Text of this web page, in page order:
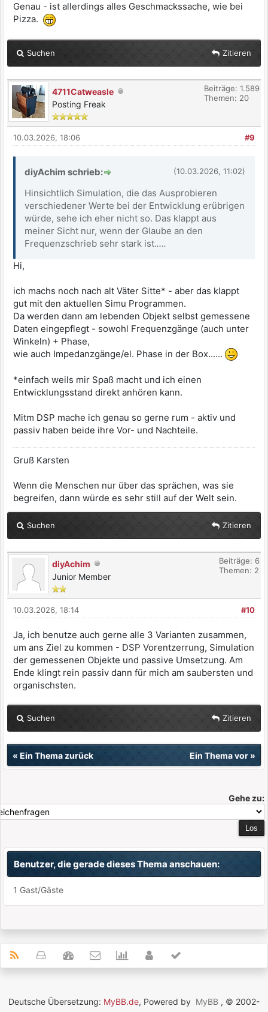
Genau - ist allerdings alles Geschmackssache, wie bei
Pizza.
Suchen Zitieren
4711Catweasle
Posting Freak
Beiträge: 1.589
Themen: 20
#9
10.03.2026, 18:06
(10.03.2026, 11:02)
diyAchim schrieb:
Hinsichtlich Simulation, die das Ausprobieren
verschiedener Werte bei der Entwicklung erübrigen
würde, sehe ich eher nicht so. Das klappt aus
meiner Sicht nur, wenn der Glaube an den
Frequenzschrieb sehr stark ist.....
Hi,
ich machs noch nach alt Väter Sitte* - aber das klappt
gut mit den aktuellen Simu Programmen.
Da werden dann am lebenden Objekt selbst gemessene
Daten eingepflegt - sowohl Frequenzgänge (auch unter
Winkeln) + Phase,
wie auch Impedanzgänge/el. Phase in der Box......
*einfach weils mir Spaß macht und ich einen
Entwicklungsstand direkt anhören kann.
Mitm DSP mache ich genau so gerne rum - aktiv und
passiv haben beide ihre Vor- und Nachteile.
Gruß Karsten
Wenn die Menschen nur über das sprächen, was sie
begreifen, dann würde es sehr still auf der Welt sein.
Suchen Zitieren
diyAchim
Junior Member
Beiträge: 6
Themen: 2
#10
10.03.2026, 18:14
Ja, ich benutze auch gerne alle 3 Varianten zusammen,
um ans Ziel zu kommen - DSP Vorentzerrung, Simulation
der gemessenen Objekte und passive Umsetzung. Am
Ende klingt rein passiv dann für mich am saubersten und
organischsten.
Suchen Zitieren
« Ein Thema zurück Ein Thema vor»
Gehe zu:
Benutzer, die gerade dieses Thema anschauen:
1 Gast/Gäste
Deutsche Übersetzung: MyBB.de, Powered by MyBB , © 2002-